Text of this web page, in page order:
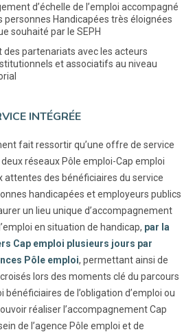
d’échelle de l’emploi accompagné
personnes Handicapées très éloignées
souhaité par le SEPH
des partenariats avec les acteurs
et associatifs au niveau
INTÉGRÉE
fait ressortir qu’une offre de service
réseaux Pôle emploi-Cap emploi
attentes des bénéficiaires du service
handicapées et employeurs publics
un lieu unique d’accompagnement
en situation de handicap, par la
Cap emploi plusieurs jours par
Pôle emploi, permettant ainsi de
lors des moments clé du parcours
bénéficiaires de l’obligation d’emploi ou
réaliser l’accompagnement Cap
de l’agence Pôle emploi et de